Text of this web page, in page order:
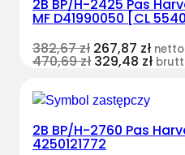
2B BP/H-2425 Pas
MF D41990050 [CL
382,67zł 267,87 zł netto
470,69zł 329,48 zł
2B BP/H-2760 Pas
4250121772